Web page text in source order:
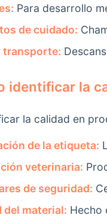
Para desarrollo
de cuidado:
transporte:
identificar la
la calidad en
de la etiqueta:
veterinaria:
de seguridad:
del material: Hecho